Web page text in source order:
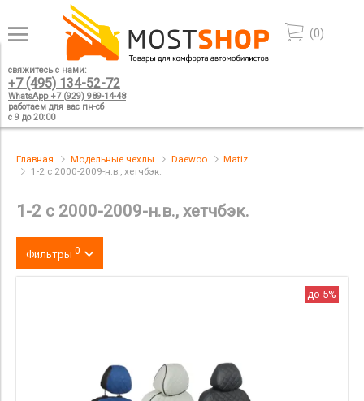
(0)
свяжитесь с нами:
+7 (495) 134-52-72
WhatsApp +7 (929) 989-14-48
работаем для вас пн-сб
с 9 до 20:00
Главная Модельные чехлы Daewoo
Matiz
1-2 с 2000-2009-н.в., хетчбэк.
1-2 с 2000-2009-н.в., хетчбэк.
Фильтры 0
Категория Avito
до 5%